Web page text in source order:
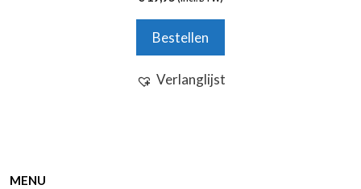
v
5Bestellen
Verlanglijst
MENU